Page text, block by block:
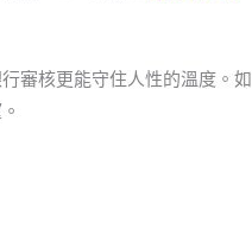
審核更能守住人性的溫度。如